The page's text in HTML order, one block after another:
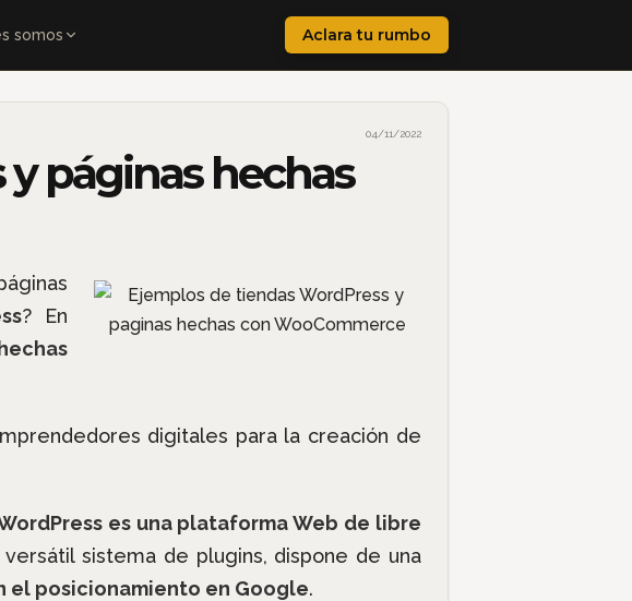
somos Aclara tu rumbo
04/11/2022
páginas hechas
? En
digitales para la creación de
es una plataforma Web de libre
sistema de plugins, dispone de una
el posicionamiento en Google.